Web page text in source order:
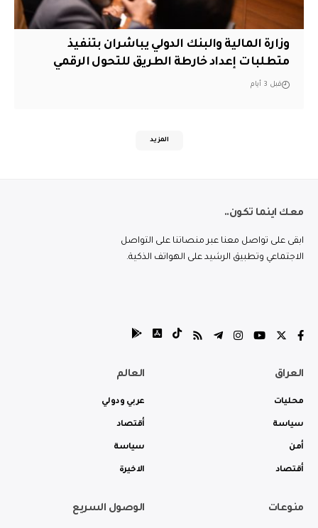
وزارة المالية والبنك الدولي يباشران بتنفيذ
متطلبات إعداد خارطة الطريق للتحول الرقمي
قبل 3 أيام
المزيد
معك اينما تكون..
ابقى على تواصل معنا عبر منصاتنا على التواصل
الاجتماعي وتطبيق الرشيد على الهواتف الذكية.
العراق
محليات
سياسة
أمن
أقتصاد
العالم
عربي ودولي
أقتصاد
سياسة
الاخيرة
منوعات الوصول السريع